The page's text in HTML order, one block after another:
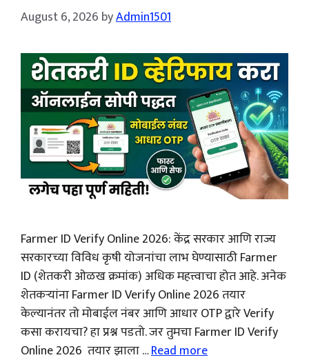
August 6, 2026 byAdmin1501
Farmer ID Verify Online 2026: केंद्र सरकार आणि राज्य
सरकारच्या विविध कृषी योजनांचा लाभ घेण्यासाठी Farmer
ID (शेतकरी ओळख क्रमांक) अधिक महत्त्वाचा होत आहे. अनेक
शेतकऱ्यांना Farmer ID Verify Online 2026 तयार
केल्यानंतर तो मोबाईल नंबर आणि आधार OTP द्वारे Verify
कसा करायचा? हा प्रश्न पडतो. जर तुमचा Farmer ID Verify
Online 2026 तयार झाला …Read more